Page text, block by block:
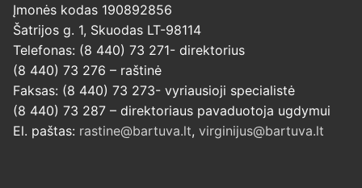
Įmonės kodas 190892856
Šatrijos g. 1, Skuodas LT-98114
Telefonas: (8 440) 73 271- direktorius
(8 440) 73 276 – raštinė
Faksas: (8 440) 73 273- vyriausioji specialistė
(8 440) 73 287 – direktoriaus pavaduotoja ugdymui
El. paštas: rastine@bartuva.lt, virginijus@bartuva.lt